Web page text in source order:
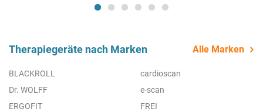
Therapiegeräte nach Marken Alle Marken
BLACKROLL
cardioscan
Dr. WOLFF
e-scan
ERGOFIT
FREI